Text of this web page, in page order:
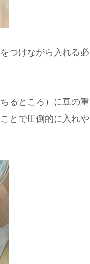
つけながら入れる必
るところ）に豆の重
とで圧倒的に入れや